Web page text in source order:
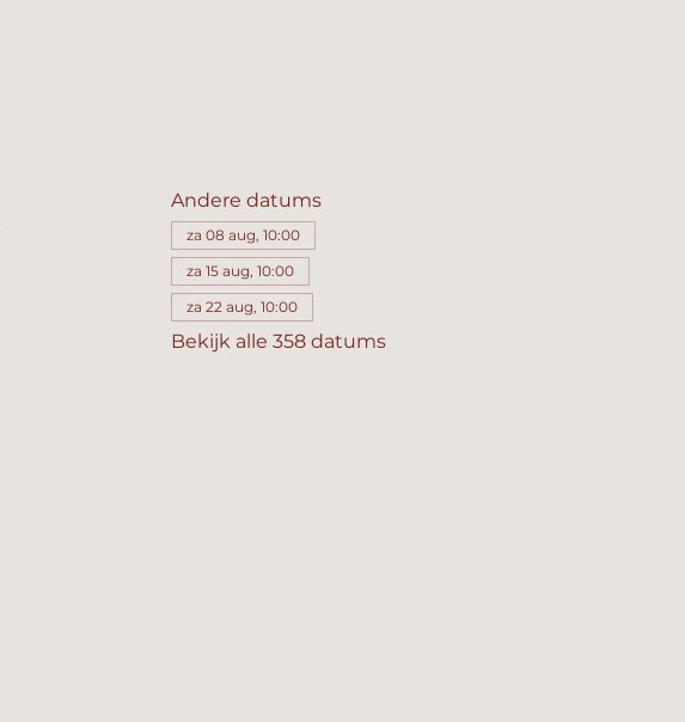
Andere datums
za 08 aug, 10:00
za 15 aug, 10:00
za 22 aug, 10:00
Bekijk alle 358 datums